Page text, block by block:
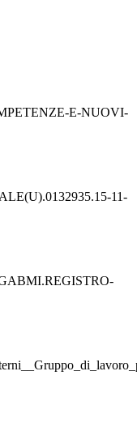
E-NUOVI-
11-